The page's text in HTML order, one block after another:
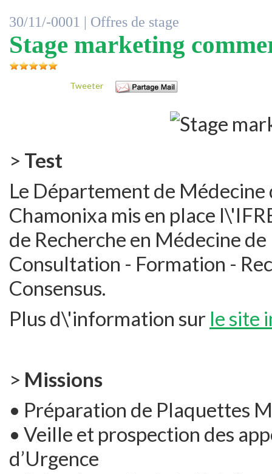
30/11/-0001 | Offres de stage
Stage marketing
Tweeter
> Test
Le Département de
Chamonixa mis en place
de Recherche en Médecine
Consultation - Formation -
Consensus.
Plus d\'information sur le site
> Missions
• Préparation de Plaquettes
• Veille et prospection des
d’Urgence